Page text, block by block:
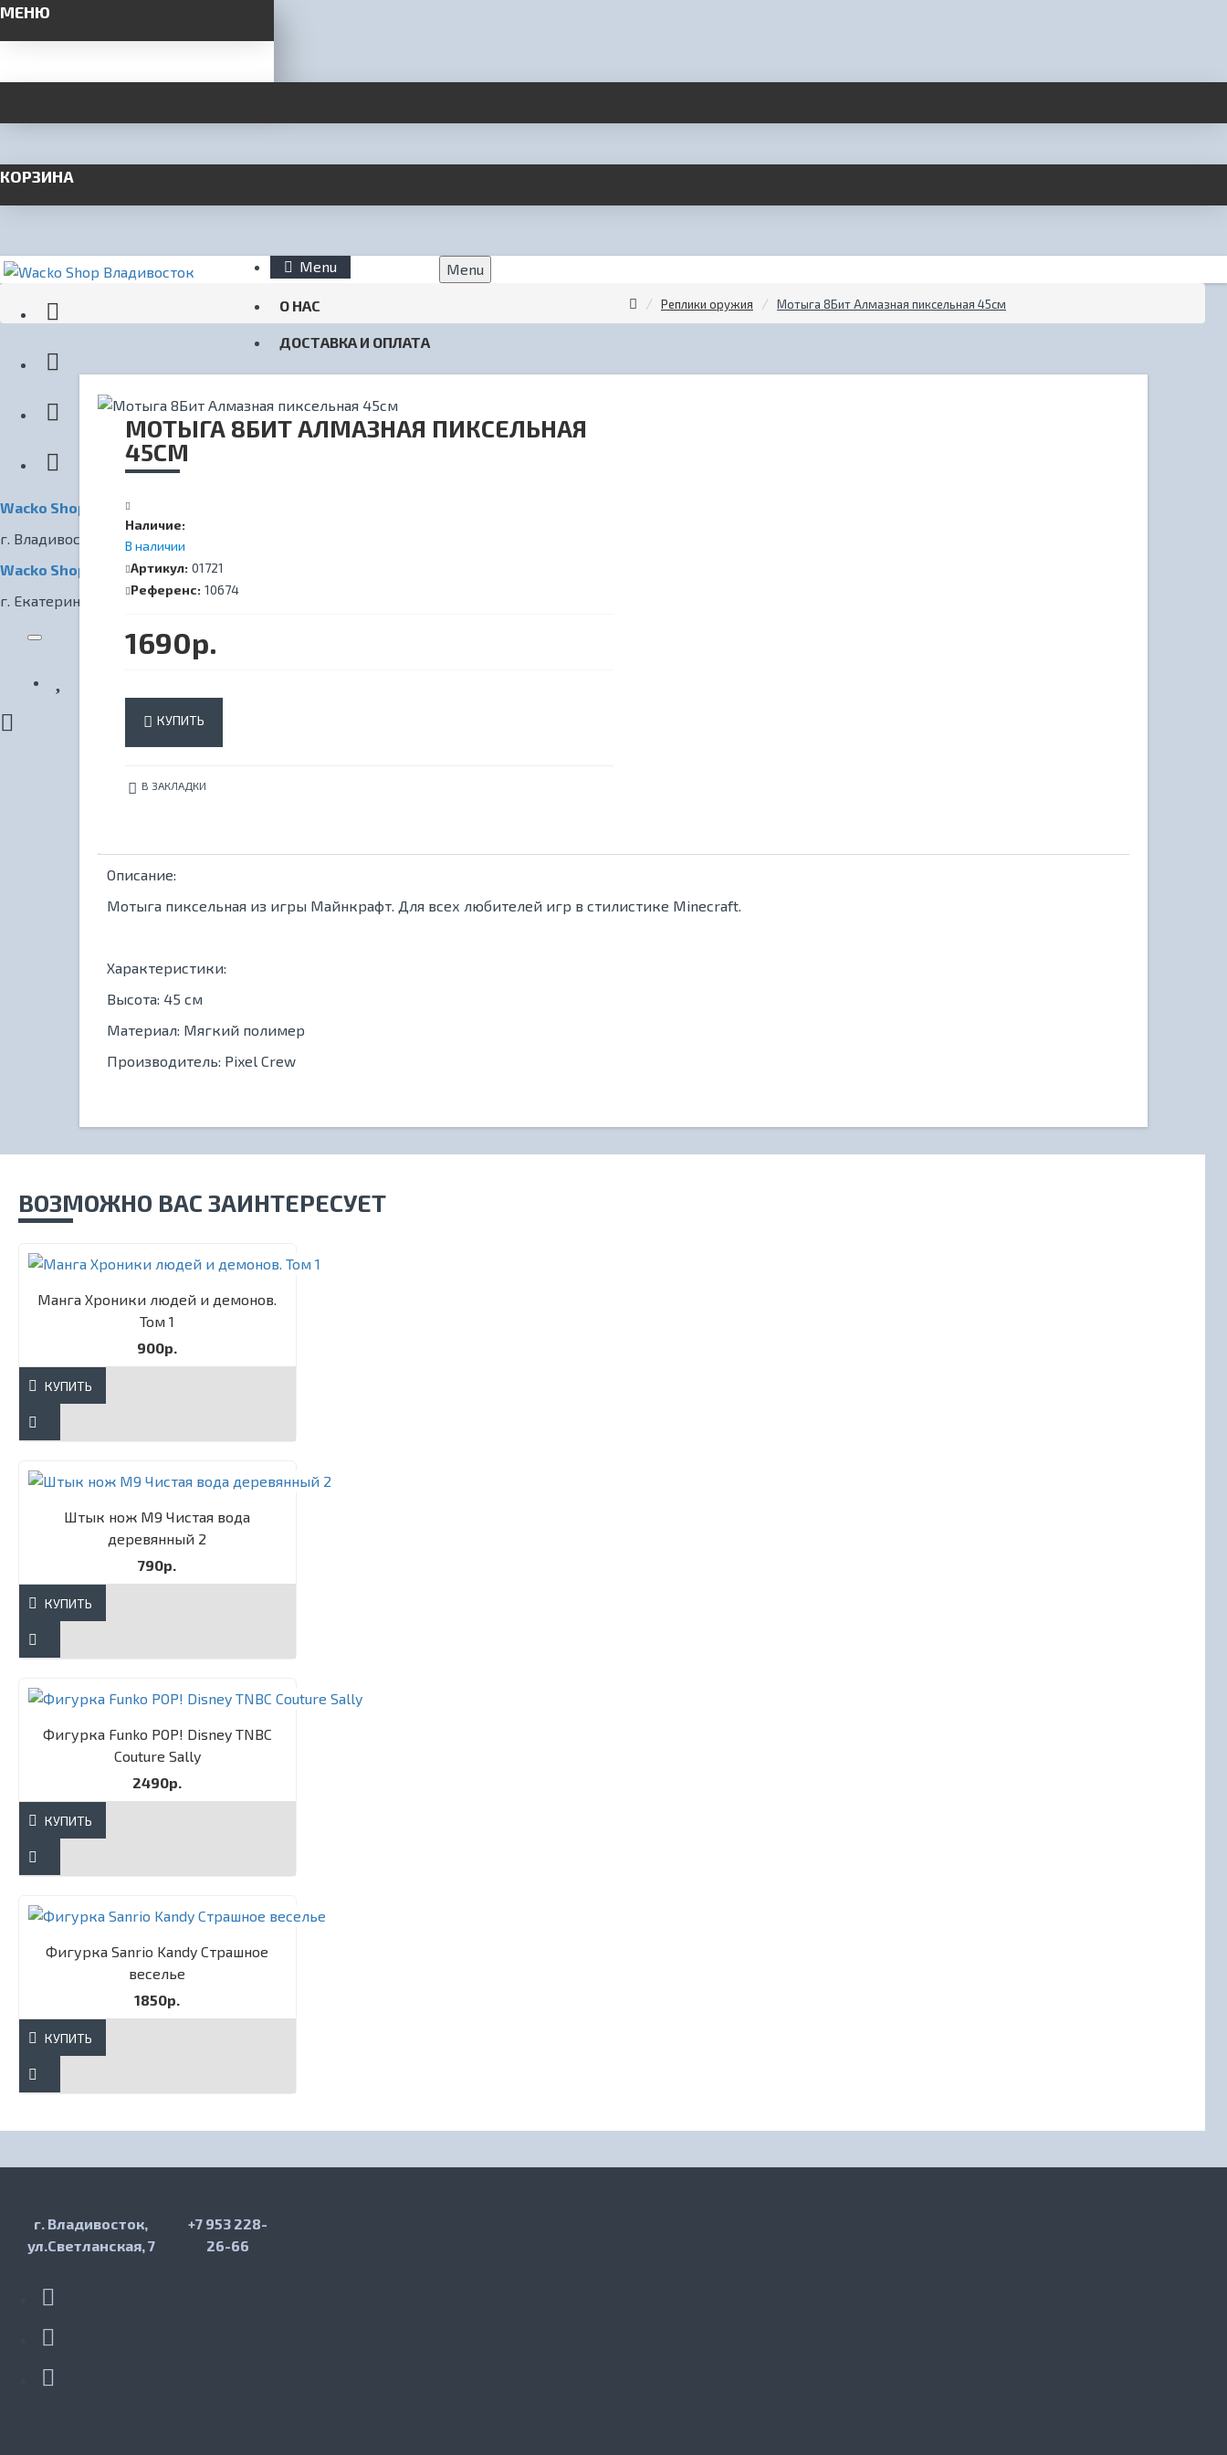
МЕНЮ
КОРЗИНА
Wacko Shop Владивосток
г. Владивосток, ул. Светланская, 7
Wacko Shop Екатеринбург
г. Екатеринбург, ул. Радищева, 1
Menu
О НАС
ДОСТАВКА И ОПЛАТА
КОНТАКТЫ
КИНОТЕАТР
Menu
Реплики оружия Мотыга 8Бит Алмазная пиксельная 45см
МОТЫГА 8БИТ АЛМАЗНАЯ ПИКСЕЛЬНАЯ
45СМ
Наличие:
В наличии
Артикул: 01721
Референс: 10674
1690р.
КУПИТЬ
В ЗАКЛАДКИ
Описание:
Мотыга пиксельная из игры Майнкрафт. Для всех любителей игр в стилистике Minecraft.
Характеристики:
Высота: 45 см
Материал: Мягкий полимер
Производитель: Pixel Crew
ВОЗМОЖНО ВАС ЗАИНТЕРЕСУЕТ
Манга Хроники людей и демонов.
Том 1
900р.
КУПИТЬ
Штык нож М9 Чистая вода
деревянный 2
790р.
КУПИТЬ
Фигурка Funko POP! Disney TNBC
Couture Sally​
2490р.
КУПИТЬ
Фигурка Sanrio Kandy Страшное
веселье
1850р.
КУПИТЬ
г. Владивосток,
ул.Светланская, 7
+7 953 228-
26-66